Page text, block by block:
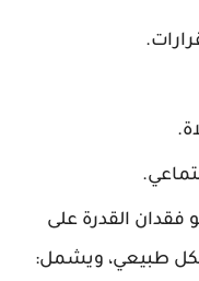
القدرة على
طبيعي، ويشمل: